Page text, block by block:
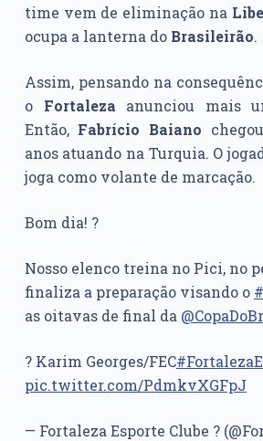
time vem de eliminação na
ocupa a lanterna do Brasileirão.
Assim, pensando na
o Fortaleza anunciou mais
Então, Fabrício Baiano
anos atuando na Turquia. O
joga como volante de marcação.
Bom dia! ?
Nosso elenco treina no Pici, no
finaliza a preparação visando o
as oitavas de final da
? Karim Georges/FEC
pic.twitter.com/PdmkvXGFpJ
— Fortaleza Esporte Clube ?